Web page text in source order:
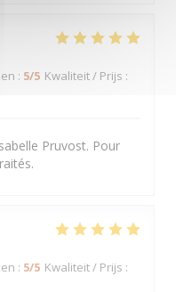
: 5/5 Kwaliteit / Prijs :
Pruvost. Pour
: 5/5 Kwaliteit / Prijs :